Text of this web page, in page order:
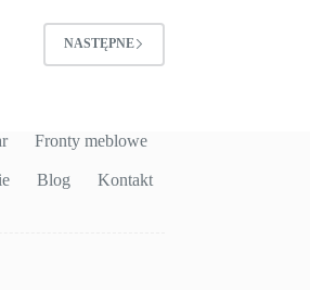
NASTĘPNE
Fronty meblowe
Blog Kontakt